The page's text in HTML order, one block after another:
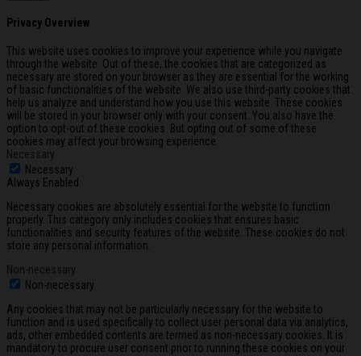
Privacy Overview
This website uses cookies to improve your experience while you navigate
through the website. Out of these, the cookies that are categorized as
necessary are stored on your browser as they are essential for the working
of basic functionalities of the website. We also use third-party cookies that
help us analyze and understand how you use this website. These cookies
will be stored in your browser only with your consent. You also have the
option to opt-out of these cookies. But opting out of some of these
cookies may affect your browsing experience.
Necessary
Necessary
Always Enabled
Necessary cookies are absolutely essential for the website to function
properly. This category only includes cookies that ensures basic
functionalities and security features of the website. These cookies do not
store any personal information.
Non-necessary
Non-necessary
Any cookies that may not be particularly necessary for the website to
function and is used specifically to collect user personal data via analytics,
ads, other embedded contents are termed as non-necessary cookies. It is
mandatory to procure user consent prior to running these cookies on your